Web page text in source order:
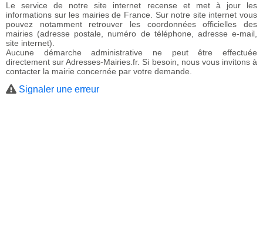
Le service de notre site internet recense et met à jour les
informations sur les mairies de France. Sur notre site internet vous
pouvez notamment retrouver les coordonnées officielles des
mairies (adresse postale, numéro de téléphone, adresse e-mail,
site internet).
Aucune démarche administrative ne peut être effectuée
directement sur Adresses-Mairies.fr. Si besoin, nous vous invitons à
contacter la mairie concernée par votre demande.
Signaler une erreur